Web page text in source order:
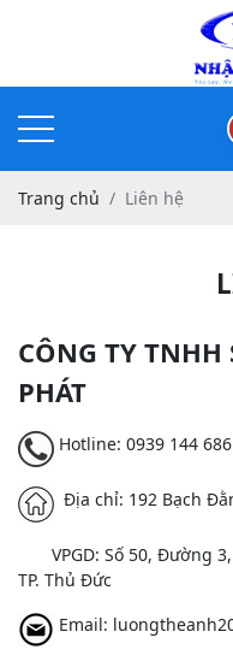
Trang chủ Liên hệ
CÔNG TY TNHH
PHÁT
Hotline: 0939 144 686
Địa chỉ: 192 Bạch
VPGD: Số 50, Đường 3,
TP. Thủ Đức
Email: